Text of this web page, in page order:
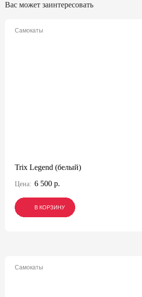
Вас может заинтересовать
Самокаты
Trix Legend (белый)
Цена: 6 500 р.
В КОРЗИНУ
В КОРЗИНУ
В КОРЗИНУ
Самокаты